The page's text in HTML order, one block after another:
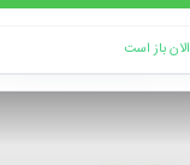
الان باز است